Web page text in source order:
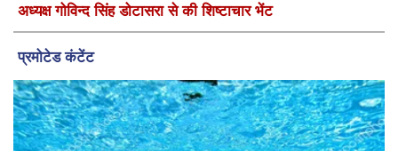
अध्यक्ष गोविन्द सिंह डोटासरा से की शिष्टाचार भेंट